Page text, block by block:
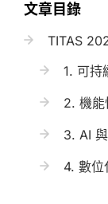
文章目錄
TITAS
1. 可持
2. 機能
3. AI
4. 數位